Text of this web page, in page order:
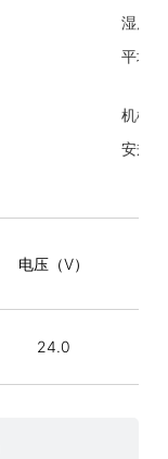
湿度
平均
机械
安规
电压（V）
24.0